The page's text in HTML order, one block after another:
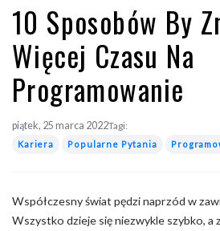
10 Sposobów By
Więcej Czasu Na
Programowanie
piątek, 25 marca 2022Tagi:
Kariera Popularne Pytania
Współczesny świat pędzi naprzód w
Wszystko dzieje się niezwykle szybko, a